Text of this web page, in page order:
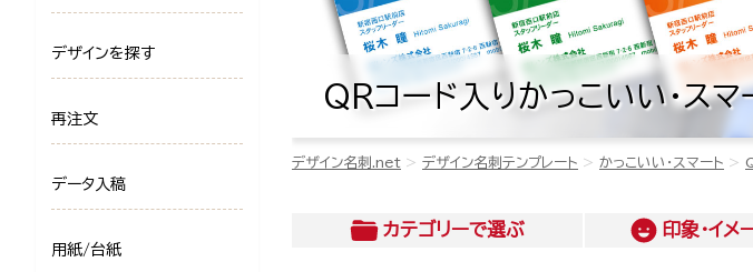
QRコード入りかっこいい・スマ
デザイン名刺.net デザイン名刺テンプレート かっこいい・スマート
カテゴリーで選ぶ 印象・イメ
デザインを探す
再注文
データ入稿
用紙/台紙